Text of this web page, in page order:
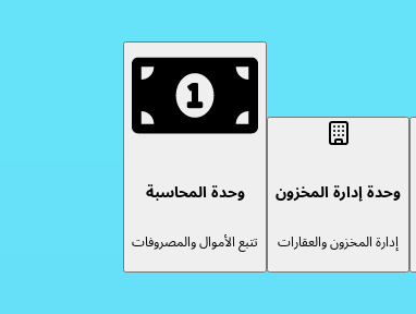
وحدة إدارة المخزون
إدارة المخزون والعقارات
وحدة المحاسبة
تتبع الأموال والمصروفات